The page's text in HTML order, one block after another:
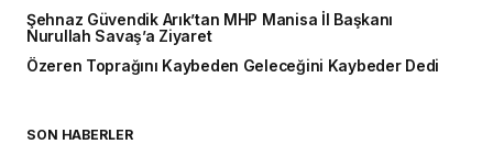
Şehnaz Güvendik Arık’tan MHP Manisa İl Başkanı
Nurullah Savaş’a Ziyaret
Özeren Toprağını Kaybeden Geleceğini Kaybeder Dedi
SON HABERLER